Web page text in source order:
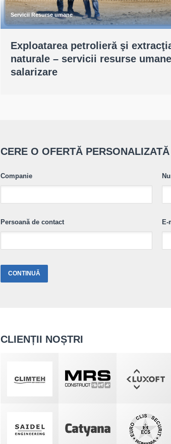
Servicii Resurse umane
Exploatarea petrolieră şi
naturale – servicii resurse
salarizare
CERE O OFERTĂ PERSONALIZATĂ
Companie
Persoană de contact E-
CLIENȚII NOȘTRI